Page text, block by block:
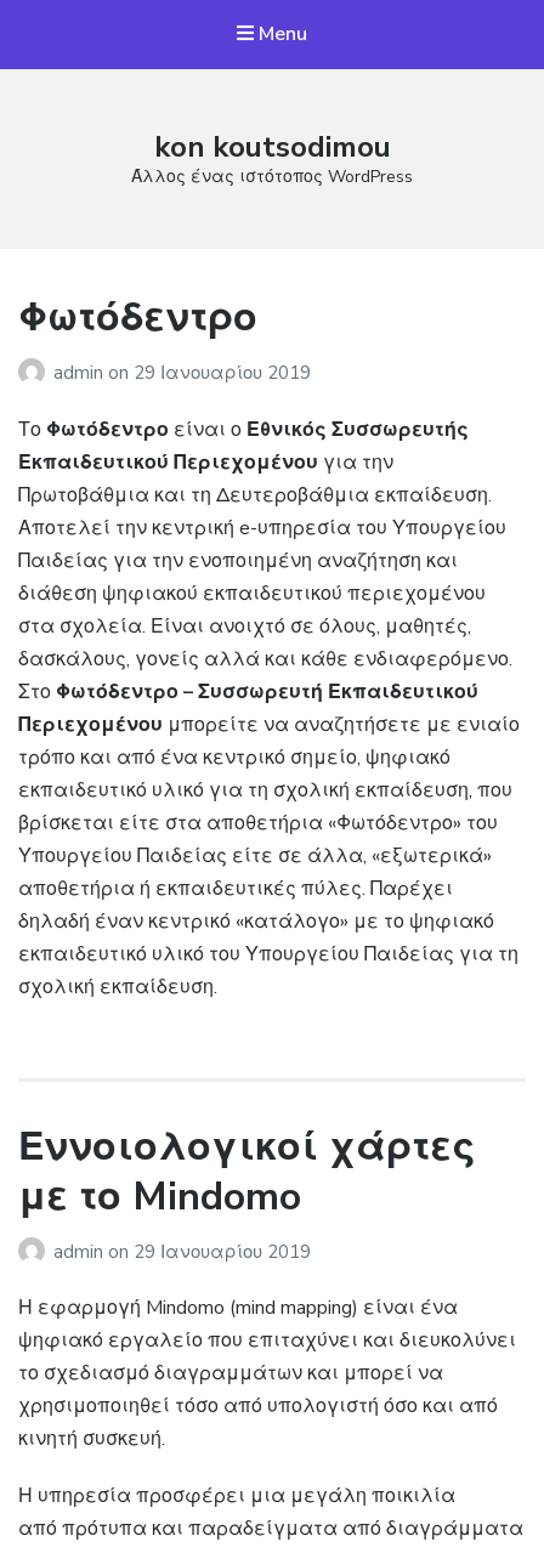
Menu
kon koutsodimou
Άλλος ένας ιστότοπος WordPress
Φωτόδεντρο
admin on 29 Ιανουαρίου 2019
Το Φωτόδεντρο είναι ο Εθνικός Συσσωρευτής
Εκπαιδευτικού Περιεχομένου για την
Πρωτοβάθμια και τη Δευτεροβάθμια εκπαίδευση.
Αποτελεί την κεντρική e-υπηρεσία του Υπουργείου
Παιδείας για την ενοποιημένη αναζήτηση και
διάθεση ψηφιακού εκπαιδευτικού περιεχομένου
στα σχολεία. Είναι ανοιχτό σε όλους, μαθητές,
δασκάλους, γονείς αλλά και κάθε ενδιαφερόμενο.
Στο Φωτόδεντρο – Συσσωρευτή Εκπαιδευτικού
Περιεχομένου μπορείτε να αναζητήσετε με ενιαίο
τρόπο και από ένα κεντρικό σημείο, ψηφιακό
εκπαιδευτικό υλικό για τη σχολική εκπαίδευση, που
βρίσκεται είτε στα αποθετήρια «Φωτόδεντρο» του
Υπουργείου Παιδείας είτε σε άλλα, «εξωτερικά»
αποθετήρια ή εκπαιδευτικές πύλες. Παρέχει
δηλαδή έναν κεντρικό «κατάλογο» με το ψηφιακό
εκπαιδευτικό υλικό του Υπουργείου Παιδείας για τη
σχολική εκπαίδευση.
Εννοιολογικοί χάρτες
με το Mindomo
admin on 29 Ιανουαρίου 2019
Η εφαρμογή Mindomo (mind mapping) είναι ένα
ψηφιακό εργαλείο που επιταχύνει και διευκολύνει
το σχεδιασμό διαγραμμάτων και μπορεί να
χρησιμοποιηθεί τόσο από υπολογιστή όσο και από
κινητή συσκευή.
Η υπηρεσία προσφέρει μια μεγάλη ποικιλία
από πρότυπα και παραδείγματα από διαγράμματα